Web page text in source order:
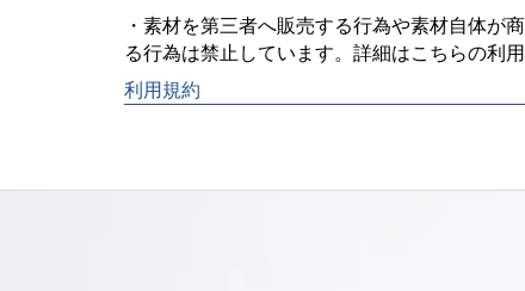
・素材を第三者へ販売する行為や素材自体が
利用規約